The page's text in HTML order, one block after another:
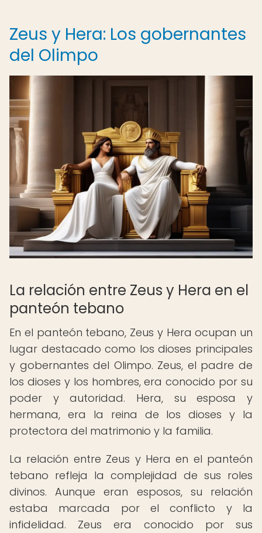
Zeus y Hera: Los gobernantes
del Olimpo
La relación entre Zeus y Hera en el
panteón tebano
En el panteón tebano, Zeus y Hera ocupan un
lugar destacado como los dioses principales
y gobernantes del Olimpo. Zeus, el padre de
los dioses y los hombres, era conocido por su
poder y autoridad. Hera, su esposa y
hermana, era la reina de los dioses y la
protectora del matrimonio y la familia.
La relación entre Zeus y Hera en el panteón
tebano refleja la complejidad de sus roles
divinos. Aunque eran esposos, su relación
estaba marcada por el conflicto y la
infidelidad. Zeus era conocido por sus